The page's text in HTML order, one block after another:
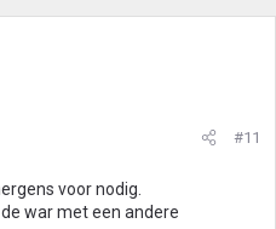
#11
voor nodig.
war met een andere